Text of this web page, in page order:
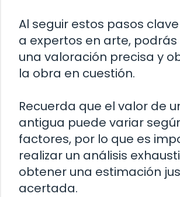
Al seguir estos pasos
a expertos en arte,
una valoración precisa y
la obra en cuestión.
Recuerda que el valor de
antigua puede variar
factores, por lo que es
realizar un análisis
obtener una estimación
acertada.